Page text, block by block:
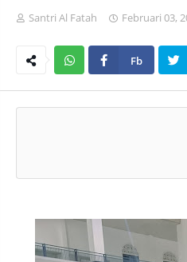
Santri Al Fatah Februari 03,
Wh
Fb